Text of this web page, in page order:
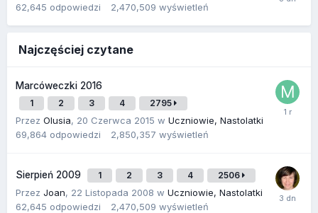
62,645 odpowiedzi 2,470,509 wyświetleń
Najczęściej czytane
Marcóweczki 2016
1 2 3 4 2795
Przez Olusia, 20 Czerwca 2015 w Uczniowie, Nastolatki
69,864 odpowiedzi 2,850,357 wyświetleń
Sierpień 2009 1 2 3 4 2506
Przez Joan, 22 Listopada 2008 w Uczniowie, Nastolatki
62,645 odpowiedzi 2,470,509 wyświetleń